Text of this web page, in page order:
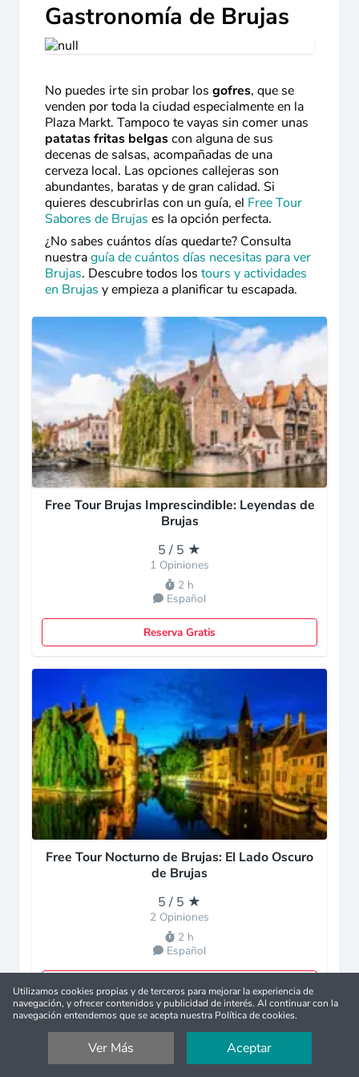
Gastronomía de Brujas
No puedes irte sin probar los gofres, que se
venden por toda la ciudad especialmente en la
Plaza Markt. Tampoco te vayas sin comer unas
patatas fritas belgascon alguna de sus
decenas de salsas, acompañadas de una
cerveza local. Las opciones callejeras son
abundantes, baratas y de gran calidad. Si
quieres descubrirlas con un guía, el Free Tour
Sabores de Brujas es la opción perfecta.
¿No sabes cuántos días quedarte? Consulta
nuestraguía de cuántos días necesitas para ver
Brujas. Descubre todos los tours y actividades
en Brujas y empieza a planificar tu escapada.
Free Tour Brujas Imprescindible: Leyendas de
Brujas
5 / 5 ★
1 Opiniones
2 h
Español
Reserva Gratis
Free Tour Nocturno de Brujas: El Lado Oscuro
de Brujas
5 / 5 ★
2 Opiniones
2 h
Español
Reserva Gratis